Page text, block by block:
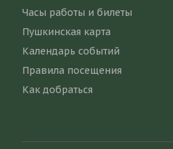
Часы работы и билеты
Пушкинская карта
Календарь событий
Правила посещения
Как добраться